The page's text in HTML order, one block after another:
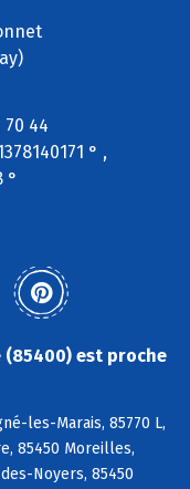
70 44
° ,
°
(85400) est proche
les-Marais, 85770 L,
85450 Moreilles,
Noyers, 85450